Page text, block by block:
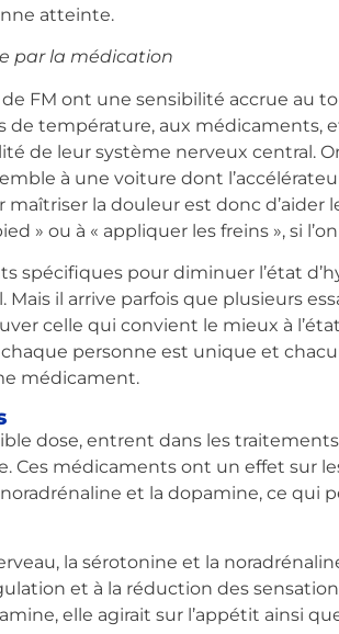
atteinte.
par la médication
FM ont une sensibilité accrue au
de température, aux médicaments,
de leur système nerveux central.
à une voiture dont
la douleur est donc d’aider
» ou à « appliquer les freins », si
spécifiques pour diminuer l’état
Mais il arrive parfois que plusieurs
celle qui convient le mieux à
personne est unique et
médicament.
dose, entrent dans les
Ces médicaments ont un effet sur
et la dopamine, ce qui
la sérotonine et la
et à la réduction des
elle agirait sur l’appétit ainsi